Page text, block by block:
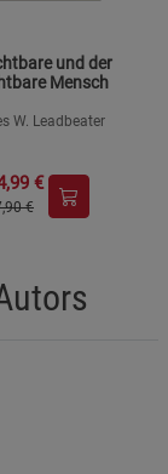
und der
Mensch
W. Leadbeater
€
€